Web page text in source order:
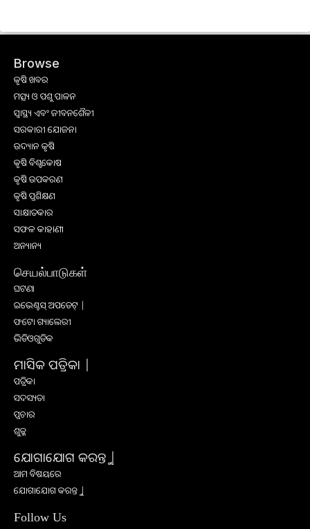
Browse
କୃଷି ଖବର
ମତ୍ସ୍ୟ ଓ ପଶୁ ପାଳନ
ସ୍ୱାସ୍ଥ୍ୟ ଏବଂ ଜୀବନଶୈଳୀ
ସରକାରୀ ଯୋଜନା
ଉଦ୍ୟାନ କୃଷି
କୃଷି ବିଶ୍ବକୋଷ
କୃଷି ଉପକରଣ
କୃଷି ପ୍ରଶିକ୍ଷଣ
ସାକ୍ଷାତକାର
ସଫଳ କାହାଣୀ
ଅନ୍ୟାନ୍ୟ
செயல்பாடுகள்
ଘଟଣା
ଇଭେଣ୍ଟସ୍ ଅପଡେଟ୍ |
ଫଟୋ ଗ୍ୟାଲେରୀ
ଭିଡିଓଗୁଡିକ
ମାସିକ ପତ୍ରିକା |
ପତ୍ରିକା
ସଦସ୍ୟତା
ପ୍ରଚାର
ଶୁଳ୍କ
ଯୋଗାଯୋଗ କରନ୍ତୁ |
ଆମ ବିଷୟରେ
ଯୋଗାଯୋଗ କରନ୍ତୁ |
Follow Us